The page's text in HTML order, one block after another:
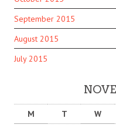
September 2015
August 2015
July 2015
M T W